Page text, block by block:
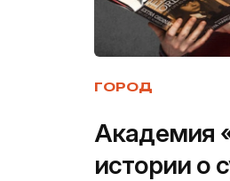
ГОРОД
Академия
истории о